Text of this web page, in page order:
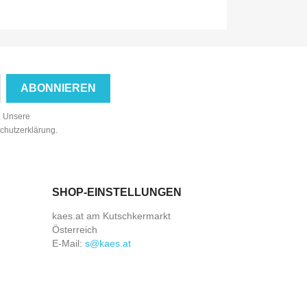
Unsere
SHOP-EINSTELLUNGEN
kaes.at am Kutschkermarkt
Österreich
E-Mail: s@kaes.at